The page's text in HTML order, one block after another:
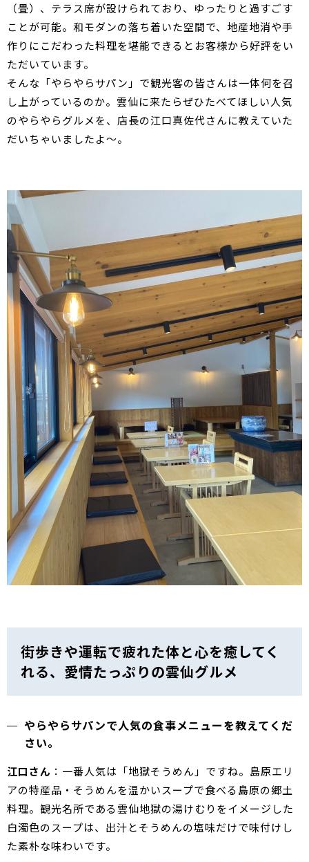
（畳）、テラス席が設けられており、ゆったりと過すごす
ことが可能。和モダンの落ち着いた空間で、地産地消や手
作りにこだわった料理を堪能できるとお客様から好評をい
ただいています。
そんな「やらやらサパン」で観光客の皆さんは一体何を召
し上がっているのか。雲仙に来たらぜひたべてほしい人気
のやらやらグルメを、店長の江口真佐代さんに教えていた
だいちゃいましたよ～。
街歩きや運転で疲れた体と心を癒してく
れる、愛情たっぷりの雲仙グルメ
やらやらサパンで人気の食事メニューを教えてくだ
さい。
江口さん ：一番人気は「地獄そうめん」ですね。島原エリ
アの特産品・そうめんを温かいスープで食べる島原の郷土
料理。観光名所である雲仙地獄の湯けむりをイメージした
白濁色のスープは、出汁とそうめんの塩味だけで味付けし
た素朴な味わいです。